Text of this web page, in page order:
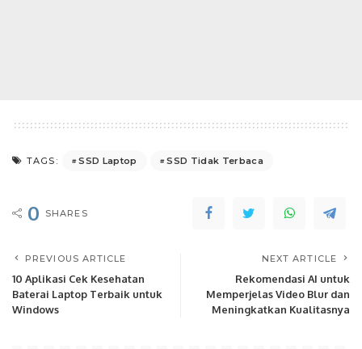
TAGS: SSD Laptop SSD Tidak Terbaca
0 SHARES
PREVIOUS ARTICLE
10 Aplikasi Cek Kesehatan
Baterai Laptop Terbaik untuk
Windows
NEXT ARTICLE
Rekomendasi AI untuk
Memperjelas Video Blur dan
Meningkatkan Kualitasnya